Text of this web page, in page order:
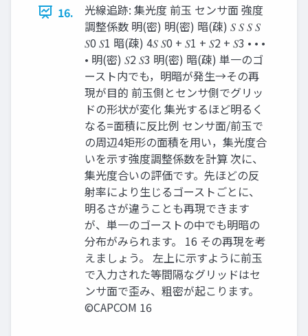
16.
光線追跡: 集光度 前玉 センサ面 強度
調整係数 明(密) 明(密) 暗(疎) 𝑆 𝑆 𝑆 𝑆
𝑆0 𝑆1 暗(疎) 4𝑆 𝑆0 + 𝑆1 + 𝑆2 + 𝑆3 • • •
• 明(密) 𝑆2 𝑆3 明(密) 暗(疎) 単一のゴ
ースト内でも，明暗が発生→その再
現が目的 前玉側とセンサ側でグリッ
ドの形状が変化 集光するほど明るく
なる=面積に反比例 センサ面/前玉で
の周辺4矩形の面積を用い，集光度合
いを示す強度調整係数を計算 次に、
集光度合いの評価です。先ほどの反
射率により生じるゴーストごとに、
明るさが違うことも再現できます
が、単一のゴーストの中でも明暗の
分布がみられます。 16 その再現を考
えましょう。 左上に示すように前玉
で入力された等間隔なグリッドはセ
ンサ面で歪み、粗密が起こります。
©CAPCOM 16